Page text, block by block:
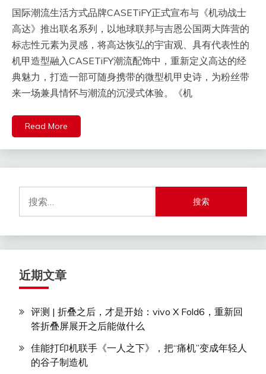
国际潮流生活方式品牌CASETiFY正式宣布与《机动战士
高达》推出联名系列，以地球联邦与吉恩公国两大阵营的
标志性元素为灵感，将高达恢弘的宇宙观、具有代表性的
机甲造型融入CASETiFY潮流配饰中，重新定义高达的经
典魅力，打造一部可随身携带的微型机甲史诗，为粉丝带
来一场兼具情怀与潮流的沉浸式体验。《机
Read More
索：
近期文章
评测 | 折叠之后，才是开始：vivo X Fold6，重新回
答折叠屏展开之后能做什么
佳能打印机联手《一人之下》，把“痛机”变成年轻人
的谷子制造机